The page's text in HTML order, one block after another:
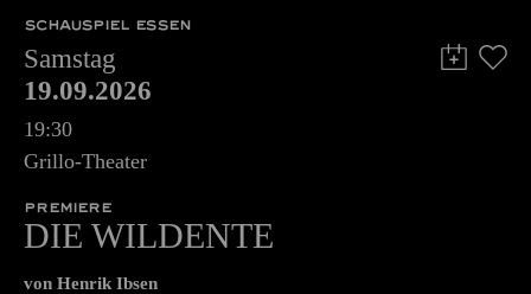
SCHAUSPIEL ESSEN
Samstag
19.09.2026
19:30
Grillo-Theater
PREMIERE
DIE WILDENTE
von Henrik Ibsen